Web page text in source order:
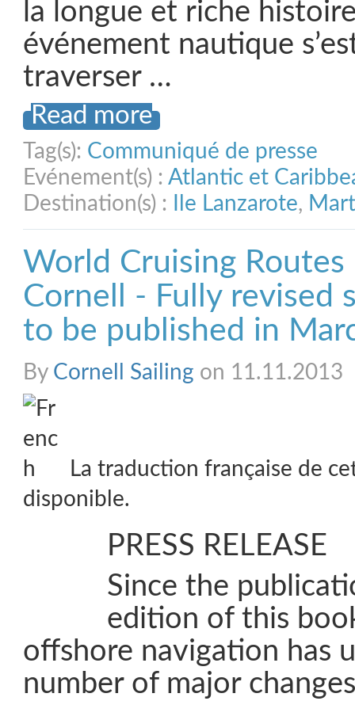
la longue et riche
événement nautique
traverser …
Read more
Tag(s): Communiqué de presse
Evénement(s) : Atlantic et
Destination(s) :
Ile Lanzarote,
World Cruising Routes
Cornell - Fully revised
to be published in
By Cornell Sailing on 11.11.2013
La traduction française de
disponible.
PRESS RELEASE
Since the
edition of this
offshore navigation has
number of major